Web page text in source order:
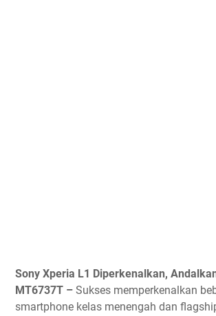
Sony Xperia L1 Diperkenalkan,
MT6737T – Sukses memperkenalkan
smartphone kelas menengah dan